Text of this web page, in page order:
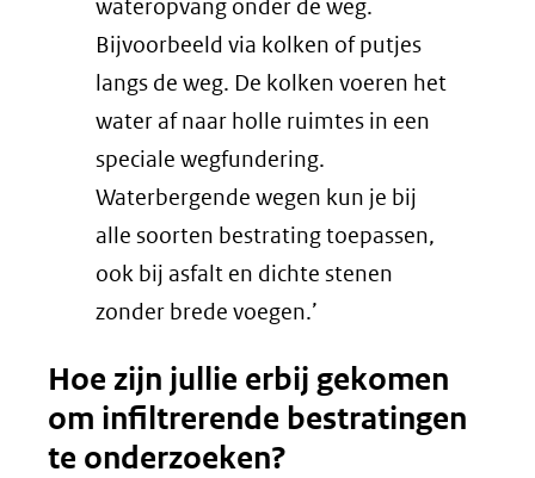
wateropvang onder de weg.
Bijvoorbeeld via kolken of putjes
langs de weg. De kolken voeren het
water af naar holle ruimtes in een
speciale wegfundering.
Waterbergende wegen kun je bij
alle soorten bestrating toepassen,
ook bij asfalt en dichte stenen
zonder brede voegen.’
Hoe zijn jullie erbij gekomen
om infiltrerende bestratingen
te onderzoeken?